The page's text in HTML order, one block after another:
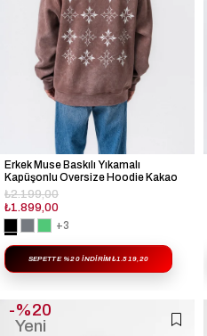
Erkek Muse Baskılı Yıkamalı
Kapüşonlu Oversize Hoodie Kakao
₺1.899,00
₺2.199,00
+3
SEPETTE %20 İNDIRIM₺1.519,20
%20
Yeni